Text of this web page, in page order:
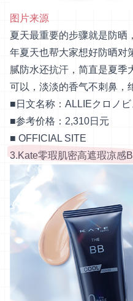
图片来源
夏天最重要的步骤就是防晒
年夏天也帮大家想好防晒对
腻防水还抗汗，简直是夏季
可以，淡淡的香气不刺鼻，
■日文名称：ALLIEクロノ
■参考价格：2,310日元
■ OFFICIAL SITE
3.Kate零瑕肌密高遮瑕凉感